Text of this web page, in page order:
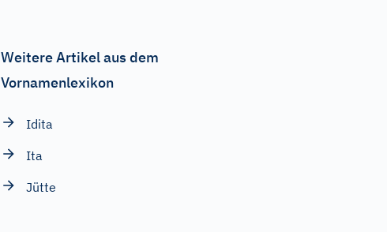
Weitere Artikel aus dem
Vornamenlexikon
Idita
Ita
Jütte